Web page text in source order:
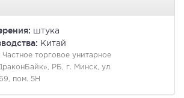
штука
Китай
Частное торговое унитарное
РБ, г. Минск, ул.
пом. 5Н